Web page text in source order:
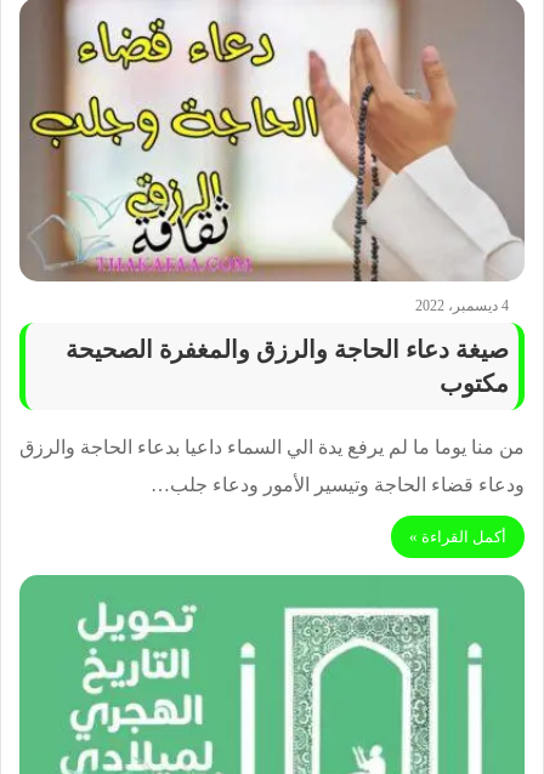
4 ديسمبر، 2022
صيغة دعاء الحاجة والرزق والمغفرة الصحيحة
مكتوب
من منا يوما ما لم يرفع يدة الي السماء داعيا بدعاء الحاجة والرزق
ودعاء قضاء الحاجة وتيسير الأمور ودعاء جلب…
أكمل القراءة »